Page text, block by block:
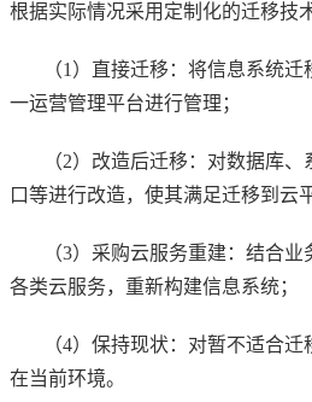
根据实际情况采用定制化的迁移技
（1）直接迁移：将信息系统
一运营管理平台进行管理；
（2）改造后迁移：对数据库
口等进行改造，使其满足迁移到云
（3）采购云服务重建：结合
各类云服务，重新构建信息系统；
（4）保持现状：对暂不适合
在当前环境。